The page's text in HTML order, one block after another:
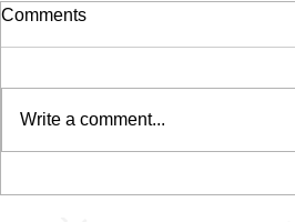
Comments
Write a comment...